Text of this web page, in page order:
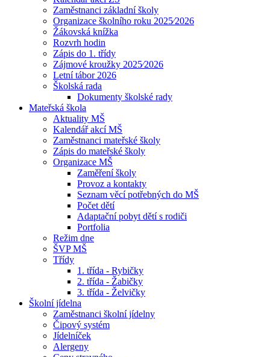
Zaměstnanci základní školy
Organizace školního roku 2025⁄2026
Žákovská knížka
Rozvrh hodin
Zápis do 1. třídy
Zájmové kroužky 2025⁄2026
Letní tábor 2026
Školská rada
Dokumenty školské rady
Mateřská škola
Aktuality MŠ
Kalendář akcí MŠ
Zaměstnanci mateřské školy
Zápis do mateřské školy
Organizace MŠ
Zaměření školy
Provoz a kontakty
Seznam věcí potřebných do MŠ
Počet dětí
Adaptační pobyt dětí s rodiči
Portfolia
Režim dne
ŠVP MŠ
Třídy
1. třída - Rybičky
2. třída - Žabičky
3. třída - Želvičky
Školní jídelna
Zaměstnanci školní jídelny
Čipový systém
Jídelníček
Alergeny